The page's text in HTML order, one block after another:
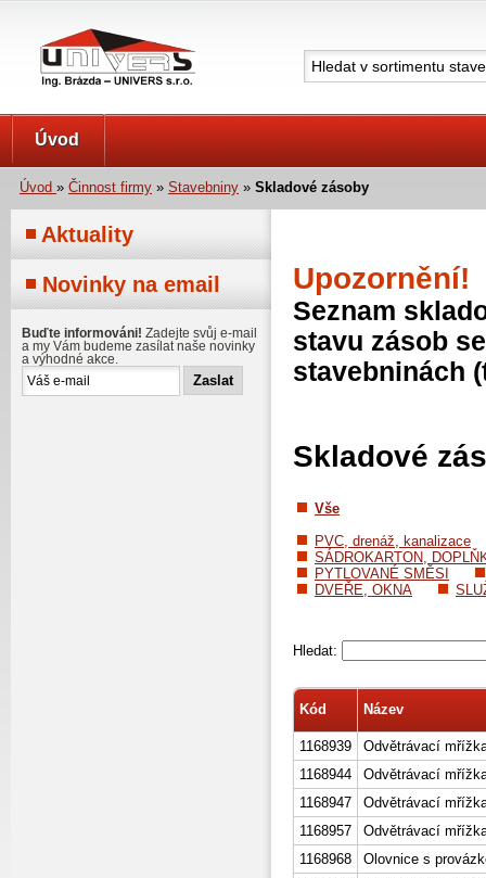
Úvod
Úvod » Činnost firmy » Stavebniny » Skladové zásoby
Upozornění!
Seznam
stavu zásob
stavebninách
Skladové
Vše
PVC, drenáž, kanalizace
SÁDROKARTON,
PYTLOVANÉ SMĚSI
DVEŘE, OKNA
Hledat:
Kód Název
1168939
Odvětrávací
1168944
Odvětrávací
1168947
Odvětrávací
1168957
Odvětrávací
1168968
Olovnice s
Aktuality
Novinky na email
Buďte informováni! Zadejte svůj e-mail
a my Vám budeme zasílat naše novinky
a výhodné akce.